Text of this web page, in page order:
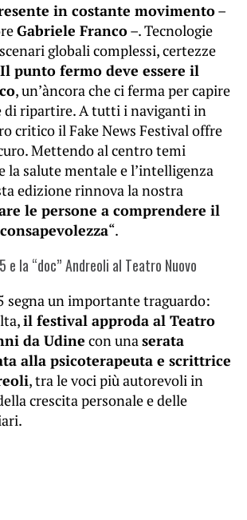
in costante movimento–
Gabriele Franco–. Tecnologie
globali complessi, certezze
Il punto fermo deve essere il
, un’àncora che ci ferma per capire
di ripartire. A tutti i naviganti in
critico il Fake News Festival offre
Mettendo al centro temi
la salute mentale e l’intelligenza
edizione rinnova la nostra
le persone a comprendere il
“.
e la “doc” Andreoli al Teatro Nuovo
segna un importante traguardo:
il festival approda al Teatro
da Udine con unaserata
alla psicoterapeuta e scrittrice
, tra le voci più autorevoli in
crescita personale e delle